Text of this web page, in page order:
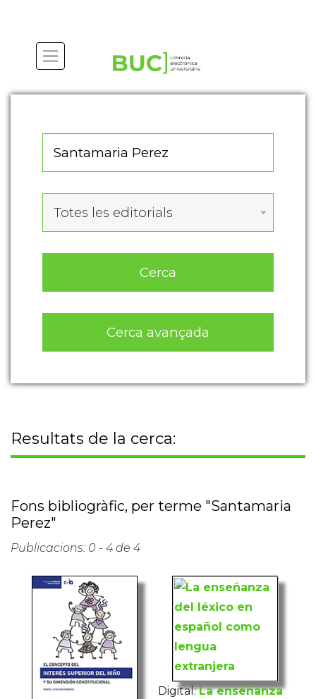
Totes les editorials
Cerca
Cerca avançada
Resultats de la cerca:
Fons bibliogràfic, per terme "Santamaria
Perez"
Publicacions: 0 - 4 de 4
Digital: La enseñanza